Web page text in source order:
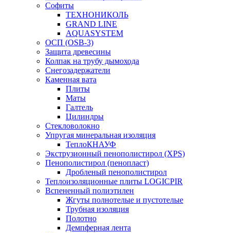
Софиты
ТЕХНОНИКОЛЬ
GRAND LINE
AQUASYSTEM
ОСП (OSB-3)
Защита древесины
Колпак на трубу дымохода
Снегозадержатели
Каменная вата
Плиты
Маты
Галтель
Цилиндры
Стекловолокно
Упругая минеральная изоляция
ТеплоКНАУФ
Экструзионный пенополистирол (XPS)
Пенополистирол (пенопласт)
Дробленый пенополистирол
Теплоизоляционные плиты LOGICPIR
Вспененный полиэтилен
Жгуты полнотелые и пустотелые
Трубная изоляция
Полотно
Демпферная лента